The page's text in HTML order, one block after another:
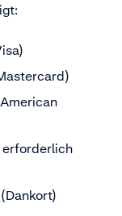
erforderlich